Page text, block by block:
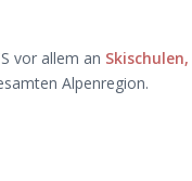
vor allem an
Alpenregion.